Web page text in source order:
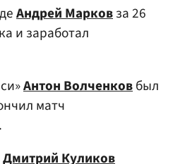
Андрей Марковза 26
и заработал
Антон Волченковбыл
матч
Дмитрий Куликов